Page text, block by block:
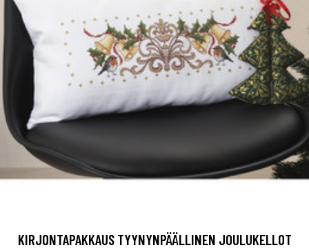
KIRJONTAPAKKAUS TYYNYNPÄÄLLINEN JOULUKELLOT